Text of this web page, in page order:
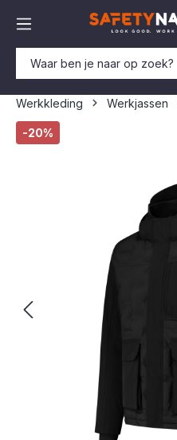
Werkkleding Werkjassen
Afbeeldingengalerij overslaan
-20%